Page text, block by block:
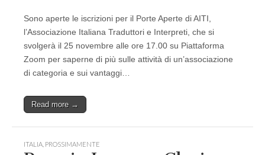
Sono aperte le iscrizioni per il Porte Aperte di AITI,
l’Associazione Italiana Traduttori e Interpreti, che si
svolgerà il 25 novembre alle ore 17.00 su Piattaforma
Zoom per saperne di più sulle attività di un’associazione
di categoria e sui vantaggi…
Read more →
ITALIA PROSSIMAMENTE